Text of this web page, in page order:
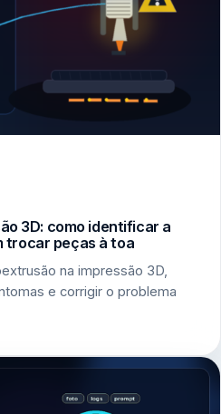
3D: como identificar a
trocar peças à toa
na impressão 3D,
e corrigir o problema